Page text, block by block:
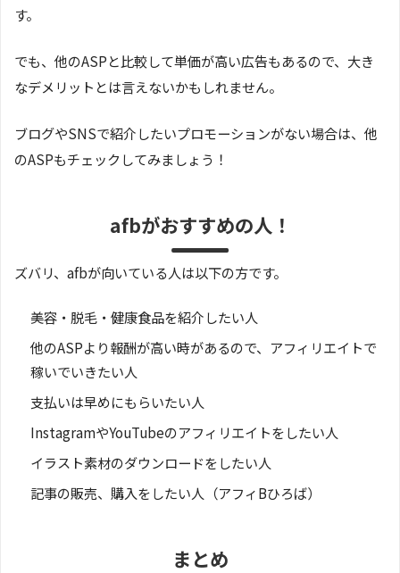
す。
でも、他のASPと比較して単価が高い広告もあるので、大き
なデメリットとは言えないかもしれません。
ブログやSNSで紹介したいプロモーションがない場合は、他
のASPもチェックしてみましょう！
afbがおすすめの人！
ズバリ、afbが向いている人は以下の方です。
美容・脱毛・健康食品を紹介したい人
他のASPより報酬が高い時があるので、アフィリエイトで
稼いでいきたい人
支払いは早めにもらいたい人
InstagramやYouTubeのアフィリエイトをしたい人
イラスト素材のダウンロードをしたい人
記事の販売、購入をしたい人（アフィBひろば）
まとめ